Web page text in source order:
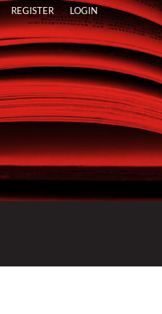
REGISTER LOGIN